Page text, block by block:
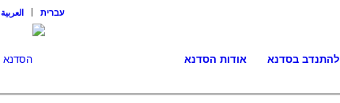
العربية עברית
אודות הסדנא להתנדב בסדנא